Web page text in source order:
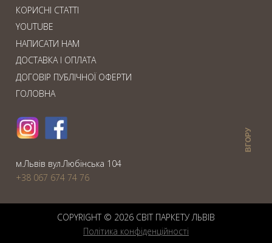
КОРИСНІ СТАТТІ
YOUTUBE
НАПИСАТИ НАМ
ДОСТАВКА І ОПЛАТА
ДОГОВІР ПУБЛІЧНОЇ ОФЕРТИ
ГОЛОВНА
ВГОРУ
м.Львiв вул.Любiнська 104
+38 067 674 74 76
COPYRIGHT © 2026 СВIТ ПАРКЕТУ ЛЬВІВ
Політика конфіденційності